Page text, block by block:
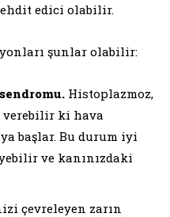
edici olabilir.
şunlar olabilir:
Histoplazmoz,
verebilir ki hava
başlar. Bu durum iyi
ve kanınızdaki
çevreleyen zarın